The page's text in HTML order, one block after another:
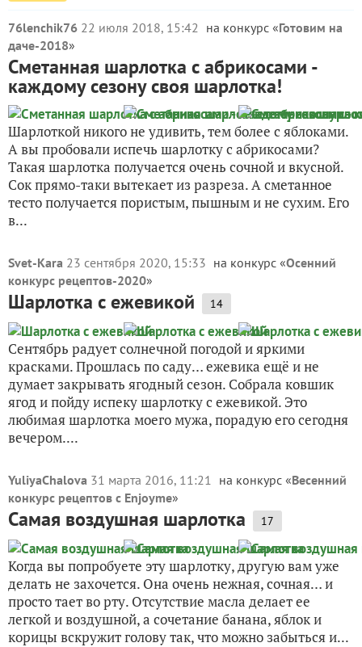
76lenchik76 22 июля 2018, 15:42 на конкурс «Готовим на
даче-2018»
Сметанная шарлотка с абрикосами -
каждому сезону своя шарлотка!
Шарлоткой никого не удивить, тем более с яблоками.
А вы пробовали испечь шарлотку с абрикосами?
Такая шарлотка получается очень сочной и вкусной.
Сок прямо-таки вытекает из разреза. А сметанное
тесто получается пористым, пышным и не сухим. Его
в...
Svet-Kara 23 сентября 2020, 15:33 на конкурс «Осенний
конкурс рецептов-2020»
Шарлотка с ежевикой 14
Сентябрь радует солнечной погодой и яркими
красками. Прошлась по саду… ежевика ещё и не
думает закрывать ягодный сезон. Собрала ковшик
ягод и пойду испеку шарлотку с ежевикой. Это
любимая шарлотка моего мужа, порадую его сегодня
вечером....
YuliyaChalova 31 марта 2016, 11:21 на конкурс «Весенний
конкурс рецептов с Enjoyme»
Самая воздушная шарлотка 17
Когда вы попробуете эту шарлотку, другую вам уже
делать не захочется. Она очень нежная, сочная… и
просто тает во рту. Отсутствие масла делает ее
легкой и воздушной, а сочетание банана, яблок и
корицы вскружит голову так, что можно забыться и...